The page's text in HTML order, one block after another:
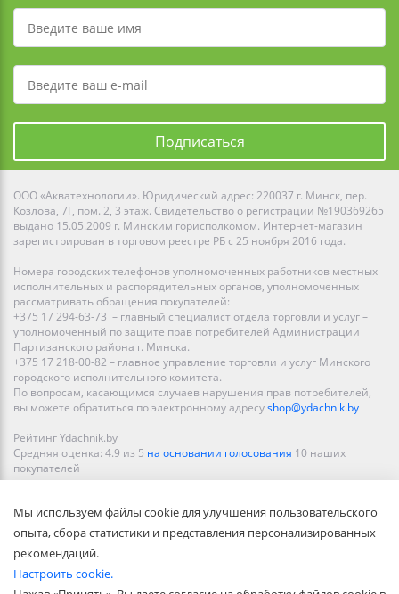
Подписаться
ООО «Акватехнологии». Юридический адрес: 220037 г. Минск, пер.
Козлова, 7Г, пом. 2, 3 этаж. Свидетельство о регистрации №190369265
выдано 15.05.2009 г. Минским горисполкомом. Интернет-магазин
зарегистрирован в торговом реестре РБ с 25 ноября 2016 года.
Номера городских телефонов уполномоченных работников местных
исполнительных и распорядительных органов, уполномоченных
рассматривать обращения покупателей:
+375 17 294-63-73 – главный специалист отдела торговли и услуг –
уполномоченный по защите прав потребителей Администрации
Партизанского района г. Минска.
+375 17 218-00-82 – главное управление торговли и услуг Минского
городского исполнительного комитета.
По вопросам, касающимся случаев нарушения прав потребителей,
вы можете обратиться по электронному адресуshop@ydachnik.by
Рейтинг Ydachnik.by
Средняя оценка: 4.9 из 5 на основании голосования 10 наших
покупателей
Гродно, Могилеве, Бобруйске, Барановичах, Молодечно,
Новополоцке, Пинске, Солигорске. При заказе в интернет-магазине
доставка осуществляется по всей Беларуси.
Мы используем файлы cookie для улучшения пользовательского
опыта, сбора статистики и представления персонализированных
рекомендаций.
Настроить cookie.